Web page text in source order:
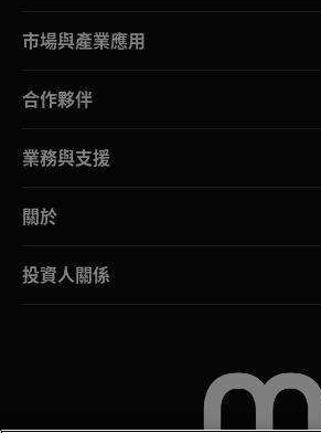
市場與產業應用
合作夥伴
業務與支援
關於
投資人關係